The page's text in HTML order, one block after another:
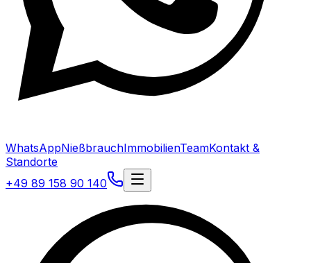
WhatsAppNießbrauchImmobilienTeamKontakt &
Standorte
+49 89 158 90 140